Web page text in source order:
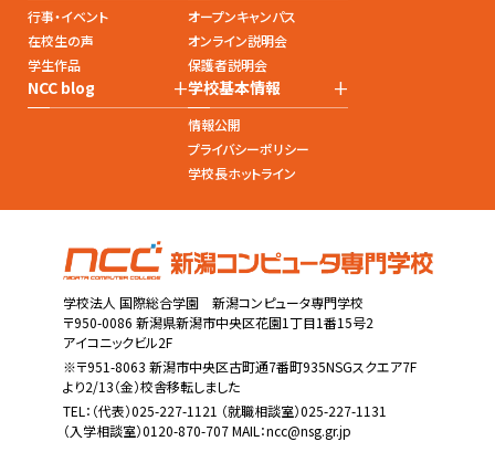
行事・イベント
在校生の声
学生作品
オープンキャンパス
オンライン説明会
保護者説明会
NCC blog +学校基本情報 +
情報公開
プライバシーポリシー
学校長ホットライン
学校法人 国際総合学園 新潟コンピュータ専門学校
〒950-0086 新潟県新潟市中央区花園1丁目1番15号2
アイコニックビル2F
※〒951-8063 新潟市中央区古町通7番町935NSGスクエア7F
より2/13（金）校舎移転しました
TEL： （代表）025-227-1121 （就職相談室）025-227-1131
（入学相談室）0120-870-707 MAIL：ncc@nsg.gr.jp